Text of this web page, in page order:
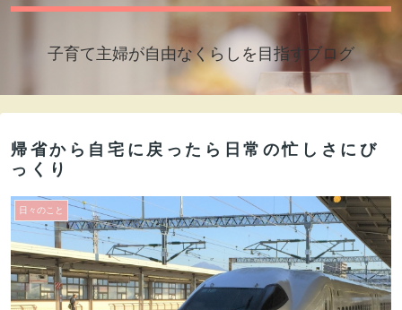
子育て主婦が自由なくらしを目指すブログ
帰省から自宅に戻ったら日常の忙しさにび
っくり
日々のこと